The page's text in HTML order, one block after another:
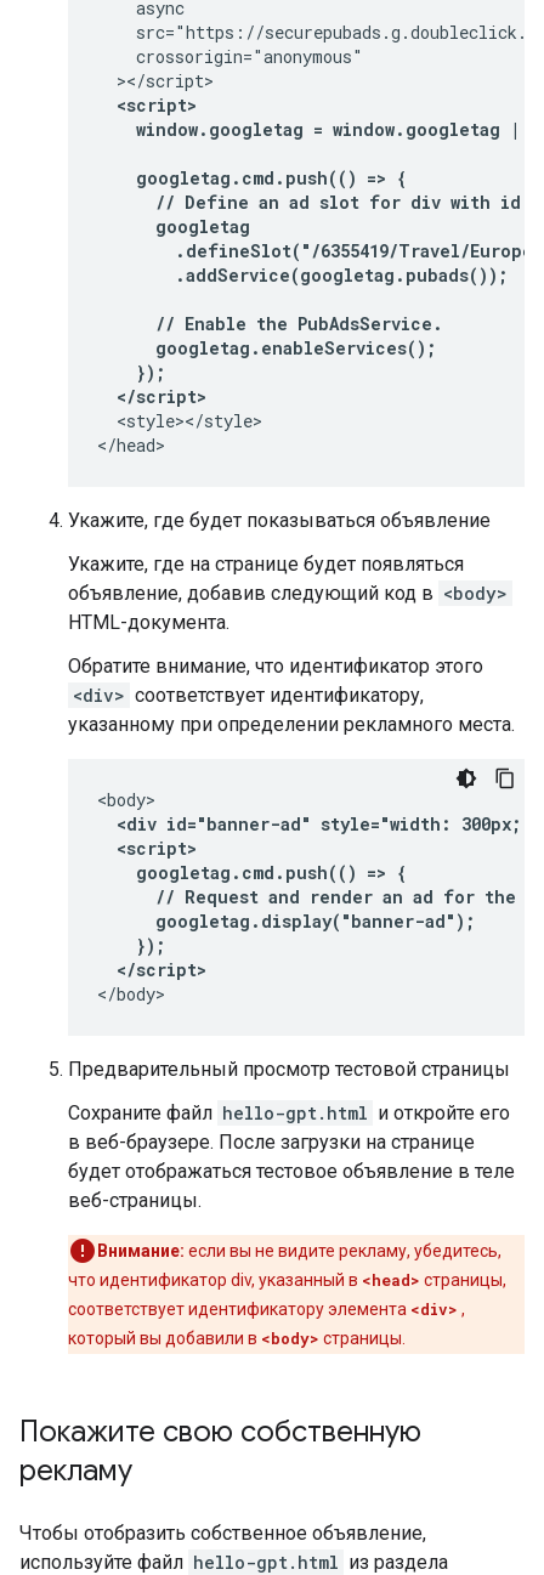
    async
src="https://
    crossorigin="anonymous"
  <script>
window.googletag = window.googletag ||
    googletag.cmd.push(() => {
// Define an ad slot for div with id
      googletag
.defineSlot("/6355419/Travel/
        .addService(googletag.pubads());
      // Enable the PubAdsService.
      googletag.enableServices();
    });
  </script>
  <style></style>
</head>
Укажите, где будет показываться объявление
Укажите, где на странице будет появляться
объявление, добавив следующий код в <body>
HTML-документа.
Обратите внимание, что идентификатор этого
<div> соответствует идентификатору,
указанному при определении рекламного места.
<div id="banner-ad" style="width: 300px;
  <script>
    googletag.cmd.push(() => {
// Request and render an ad for the
      googletag.display("banner-ad");
    });
  </script>
</body>
Предварительный просмотр тестовой страницы
Сохраните файл hello-gpt.html и откройте его
в веб-браузере. После загрузки на странице
будет отображаться тестовое объявление в теле
веб-страницы.
Внимание: если вы не видите рекламу, убедитесь,
что идентификатор div, указанный в <head> страницы,
соответствует идентификатору элемента <div> ,
который вы добавили в <body> страницы.
Покажите свою собственную
рекламу
Чтобы отобразить собственное объявление,
используйте файл hello-gpt.html из раздела